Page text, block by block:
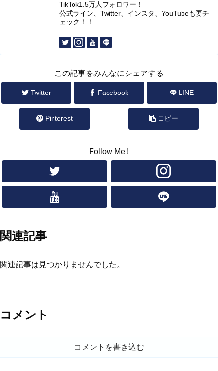
TikTok1.5万人フォロワー！
公式ライン、Twitter、インスタ、YouTubeも要チ
ェック！！
この記事をみんなにシェアする
Twitter Facebook LINE
Pinterest コピー
Follow Me !
関連記事
関連記事は見つかりませんでした。
コメント
コメントを書き込む